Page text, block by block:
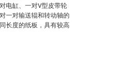
电缸、一对V型皮带轮
一对输送辊和转动轴的
长度的纸板，具有较高